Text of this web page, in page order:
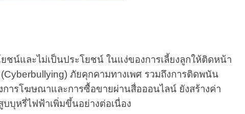
น์และไม่เป็นประโยชน์ ในแง่ของการเลี้ยงลูกให้ติดหน้า
ภัยคุกคามทางเพศ รวมถึงการติดพนัน
ารโฆษณาและการซื้อขายผ่านสื่อออนไลน์ ยังสร้างค่า
บุหรี่ไฟฟ้าเพิ่มขึ้นอย่างต่อเนื่อง